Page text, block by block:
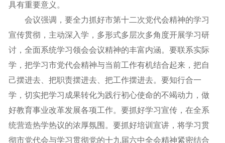
具有重要意义。
会议强调，要全力抓好市第十二次党代会精神的学习
宣传贯彻，主动深入学，多形式多层次多角度开展学习研
讨，全面系统学习领会会议精神的丰富内涵。要联系实际
学，把学习市党代会精神与当前工作有机结合起来，把自
己摆进去、把职责摆进去、把工作摆进去。要知行合一
学，切实把学习成果转化为践行初心使命的不竭动力，做
好教育事业改革发展各项工作。要抓好学习宣传，在全系
统营造热学热议的浓厚氛围。要抓好培训宣讲，将学习贯
彻市党代会与学习贯彻党的十九届六中全会精神紧密结合